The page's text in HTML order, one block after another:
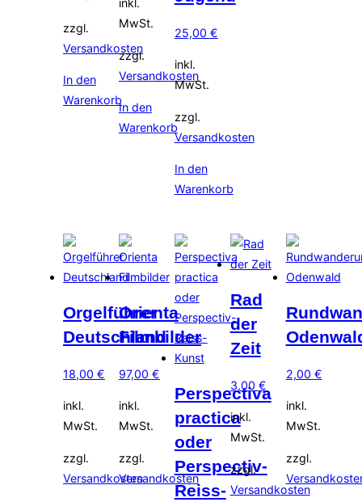
zzgl.
Versandkosten
In den
Warenkorb
inkl.
MwSt.
zzgl.
Versandkosten
In den
Warenkorb
25,00 €
inkl.
MwSt.
zzgl.
Versandkosten
In den
Warenkorb
Orgelführer
Deutschland
18,00 €
inkl.
MwSt.
zzgl.
Versandkosten
Orienta
Filmbilder
97,00 €
inkl.
MwSt.
zzgl.
Versandkosten
Perspectiva
practica
oder
Perspectiv-
Reiss-
Rad
der
Zeit
3,00 €
inkl.
MwSt.
zzgl.
Versandkosten
2,00 €
inkl.
MwSt.
zzgl.